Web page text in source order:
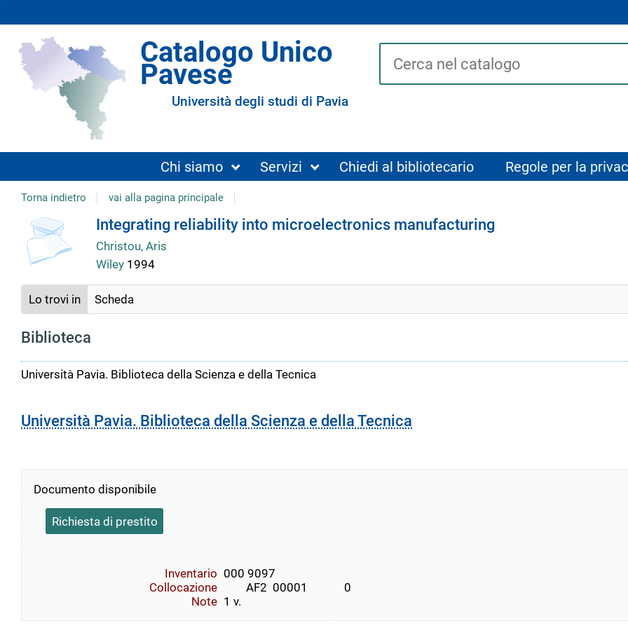
Catalogo Unico
Pavese
Università degli studi di Pavia
Cerca su "Catalogo"
Chi siamo Servizi Chiedi al bibliotecario Regole per la
Torna indietro vai alla pagina principale
Dettaglio
del
documento
Integrating reliability into microelectronics manufacturing
Christou, Aris
Wiley 1994
Lo trovi in Scheda
Biblioteca
Università Pavia. Biblioteca della Scienza e della Tecnica
Università Pavia. Biblioteca della Scienza e della Tecnica
Documento disponibile
Richiesta di prestito
Inventario 000 9097
Collocazione
        AF2  00001             0
Note 1 v.